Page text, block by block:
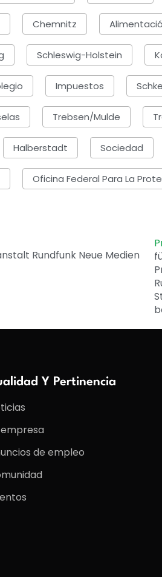
Chemnitz
Schleswig-Holstein
Impuestos
Trebsen/Mulde
Halberstadt Sociedad
Oficina Federal Para La
Y Pertinencia
empresa
de empleo